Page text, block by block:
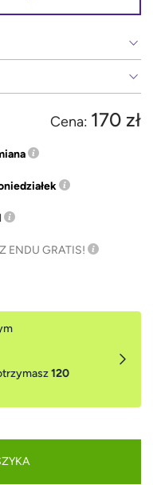
Cena: 170 zł
ENDU GRATIS!
120